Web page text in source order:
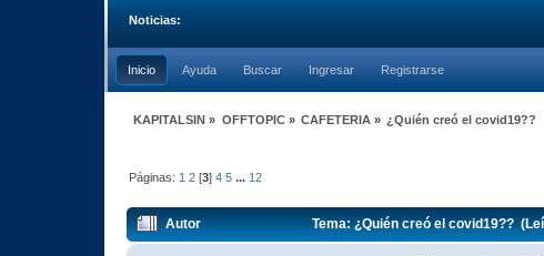
Noticias:
Inicio Ayuda Buscar Ingresar Registrarse
KAPITALSIN » OFFTOPIC» CAFETERIA » ¿Quién creó el covid19??
Páginas: 1 2 [3]4 5 ... 12
Autor Tema: ¿Quién creó el covid19??